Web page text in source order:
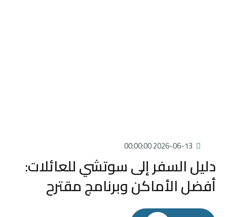
2026-06-13 00:00:00
دليل السفر إلى سوتشي للعائلات:
أفضل الأماكن وبرنامج مقترح